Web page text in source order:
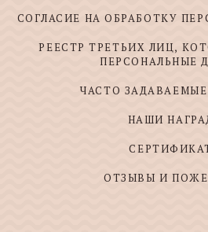
СОГЛАСИЕ НА ОБРАБОТКУ
РЕЕСТР ТРЕТЬИХ ЛИЦ,
ПЕРСОНАЛЬНЫЕ
ЧАСТО
НАШИ
ОТЗЫВЫ И